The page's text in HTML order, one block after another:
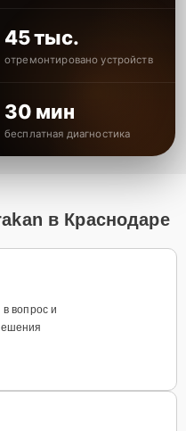
45 тыс.
отремонтировано устройств
30 мин
бесплатная диагностика
в Краснодаре
вопрос и